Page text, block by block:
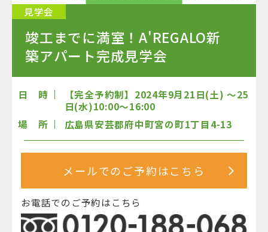
見学会
竣工までに満室！A'REGALO新
築アパート完成見学会
日 時
【完全予約制】2024年9月21日(土) ～25
日(水)10:00～16:00
場 所
広島県安芸郡府中町宮の町1丁目4-13
メールでのご予約はこちら
お電話でのご予約はこちら